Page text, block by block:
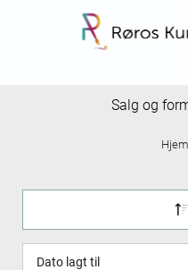
Salg og
Hjem
Dato lagt til